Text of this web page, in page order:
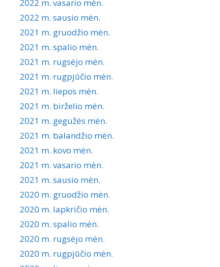
2022 m. vasario mėn.
2022 m. sausio mėn.
2021 m. gruodžio mėn.
2021 m. spalio mėn.
2021 m. rugsėjo mėn.
2021 m. rugpjūčio mėn.
2021 m. liepos mėn.
2021 m. birželio mėn.
2021 m. gegužės mėn.
2021 m. balandžio mėn.
2021 m. kovo mėn.
2021 m. vasario mėn.
2021 m. sausio mėn.
2020 m. gruodžio mėn.
2020 m. lapkričio mėn.
2020 m. spalio mėn.
2020 m. rugsėjo mėn.
2020 m. rugpjūčio mėn.